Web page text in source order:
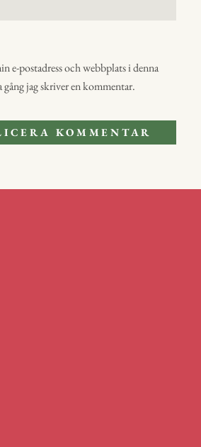
e-postadress och webbplats i denna
gång jag skriver en kommentar.